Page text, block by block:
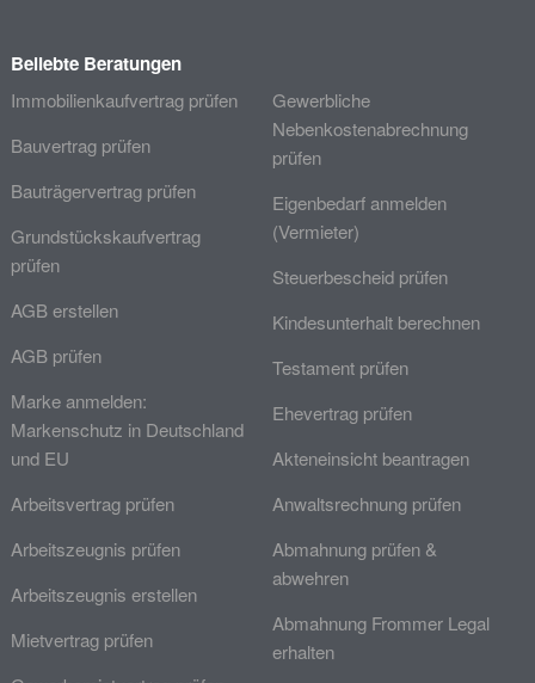
Beliebte Beratungen
Immobilienkaufvertrag prüfen
Bauvertrag prüfen
Bauträgervertrag prüfen
Grundstückskaufvertrag
prüfen
AGB erstellen
AGB prüfen
Marke anmelden:
Markenschutz in Deutschland
und EU
Arbeitsvertrag prüfen
Arbeitszeugnis prüfen
Arbeitszeugnis erstellen
Mietvertrag prüfen
Gewerbliche
Nebenkostenabrechnung
prüfen
Eigenbedarf anmelden
(Vermieter)
Steuerbescheid prüfen
Kindesunterhalt berechnen
Testament prüfen
Ehevertrag prüfen
Akteneinsicht beantragen
Anwaltsrechnung prüfen
Abmahnung prüfen &
abwehren
Abmahnung Frommer Legal
erhalten